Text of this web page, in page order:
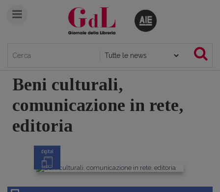
Beni culturali,
comunicazione in rete,
editoria
digital